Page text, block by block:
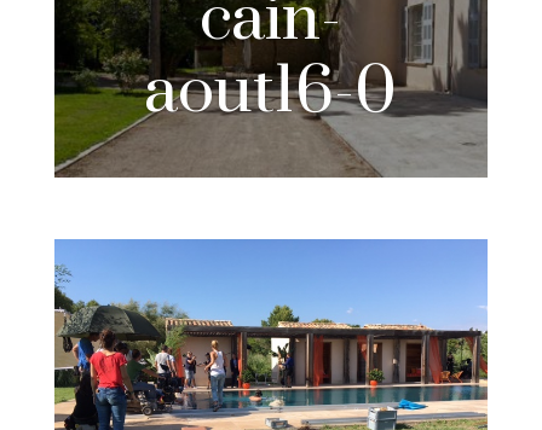
cain-
aout16-0